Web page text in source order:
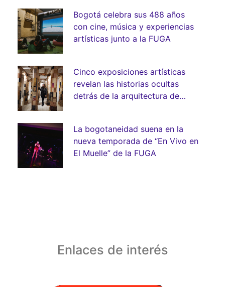
Bogotá celebra sus 488 años
con cine, música y experiencias
artísticas junto a la FUGA
Cinco exposiciones artísticas
revelan las historias ocultas
detrás de la arquitectura de
La bogotaneidad suena en la
nueva temporada de “En Vivo en
El Muelle” de la FUGA
Enlaces de interés